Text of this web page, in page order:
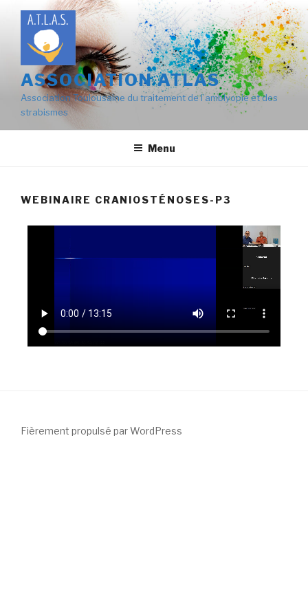
ASSOCIATION ATLAS
Association Toulousaine du traitement de l’amblyopie et des
strabismes
Menu
WEBINAIRE CRANIOSTÉNOSES-P3
Fièrement propulsé par WordPress